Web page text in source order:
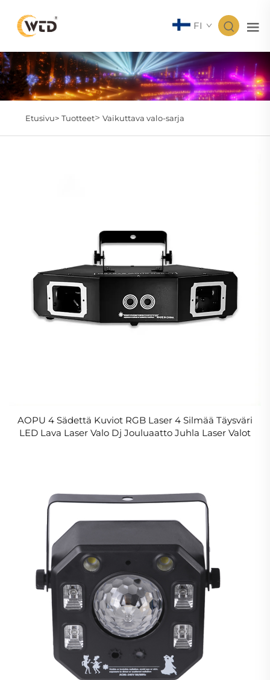
FI
Etusivu> Tuotteet> Vaikuttava valo-sarja
AOPU 4 Sädettä Kuviot RGB Laser 4 Silmää Täysväri
LED Lava Laser Valo Dj Jouluaatto Juhla Laser Valot